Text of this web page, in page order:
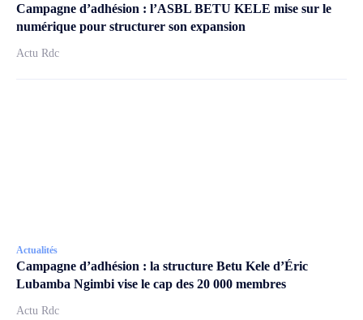
Campagne d’adhésion : l’ASBL BETU KELE mise sur le
numérique pour structurer son expansion
Actu Rdc
Actualités
Campagne d’adhésion : la structure Betu Kele d’Éric
Lubamba Ngimbi vise le cap des 20 000 membres
Actu Rdc